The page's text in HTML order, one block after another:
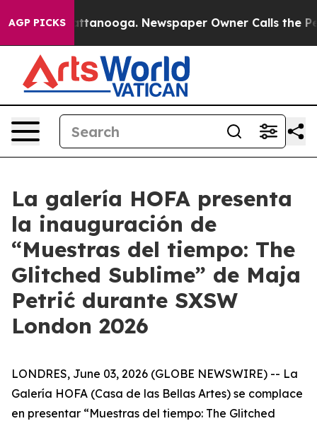
AGP PICKS
in Chattanooga. Newspaper Owner Calls the
La galería HOFA presenta
la inauguración de
“Muestras del tiempo: The
Glitched Sublime” de Maja
Petrić durante SXSW
London 2026
LONDRES, June 03, 2026 (GLOBE NEWSWIRE) -- La
Galería HOFA (Casa de las Bellas Artes) se complace
en presentar “Muestras del tiempo: The Glitched